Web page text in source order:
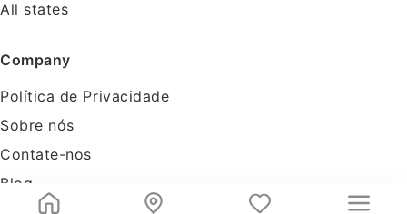
All states
Company
Política de Privacidade
Sobre nós
Contate-nos
Blog